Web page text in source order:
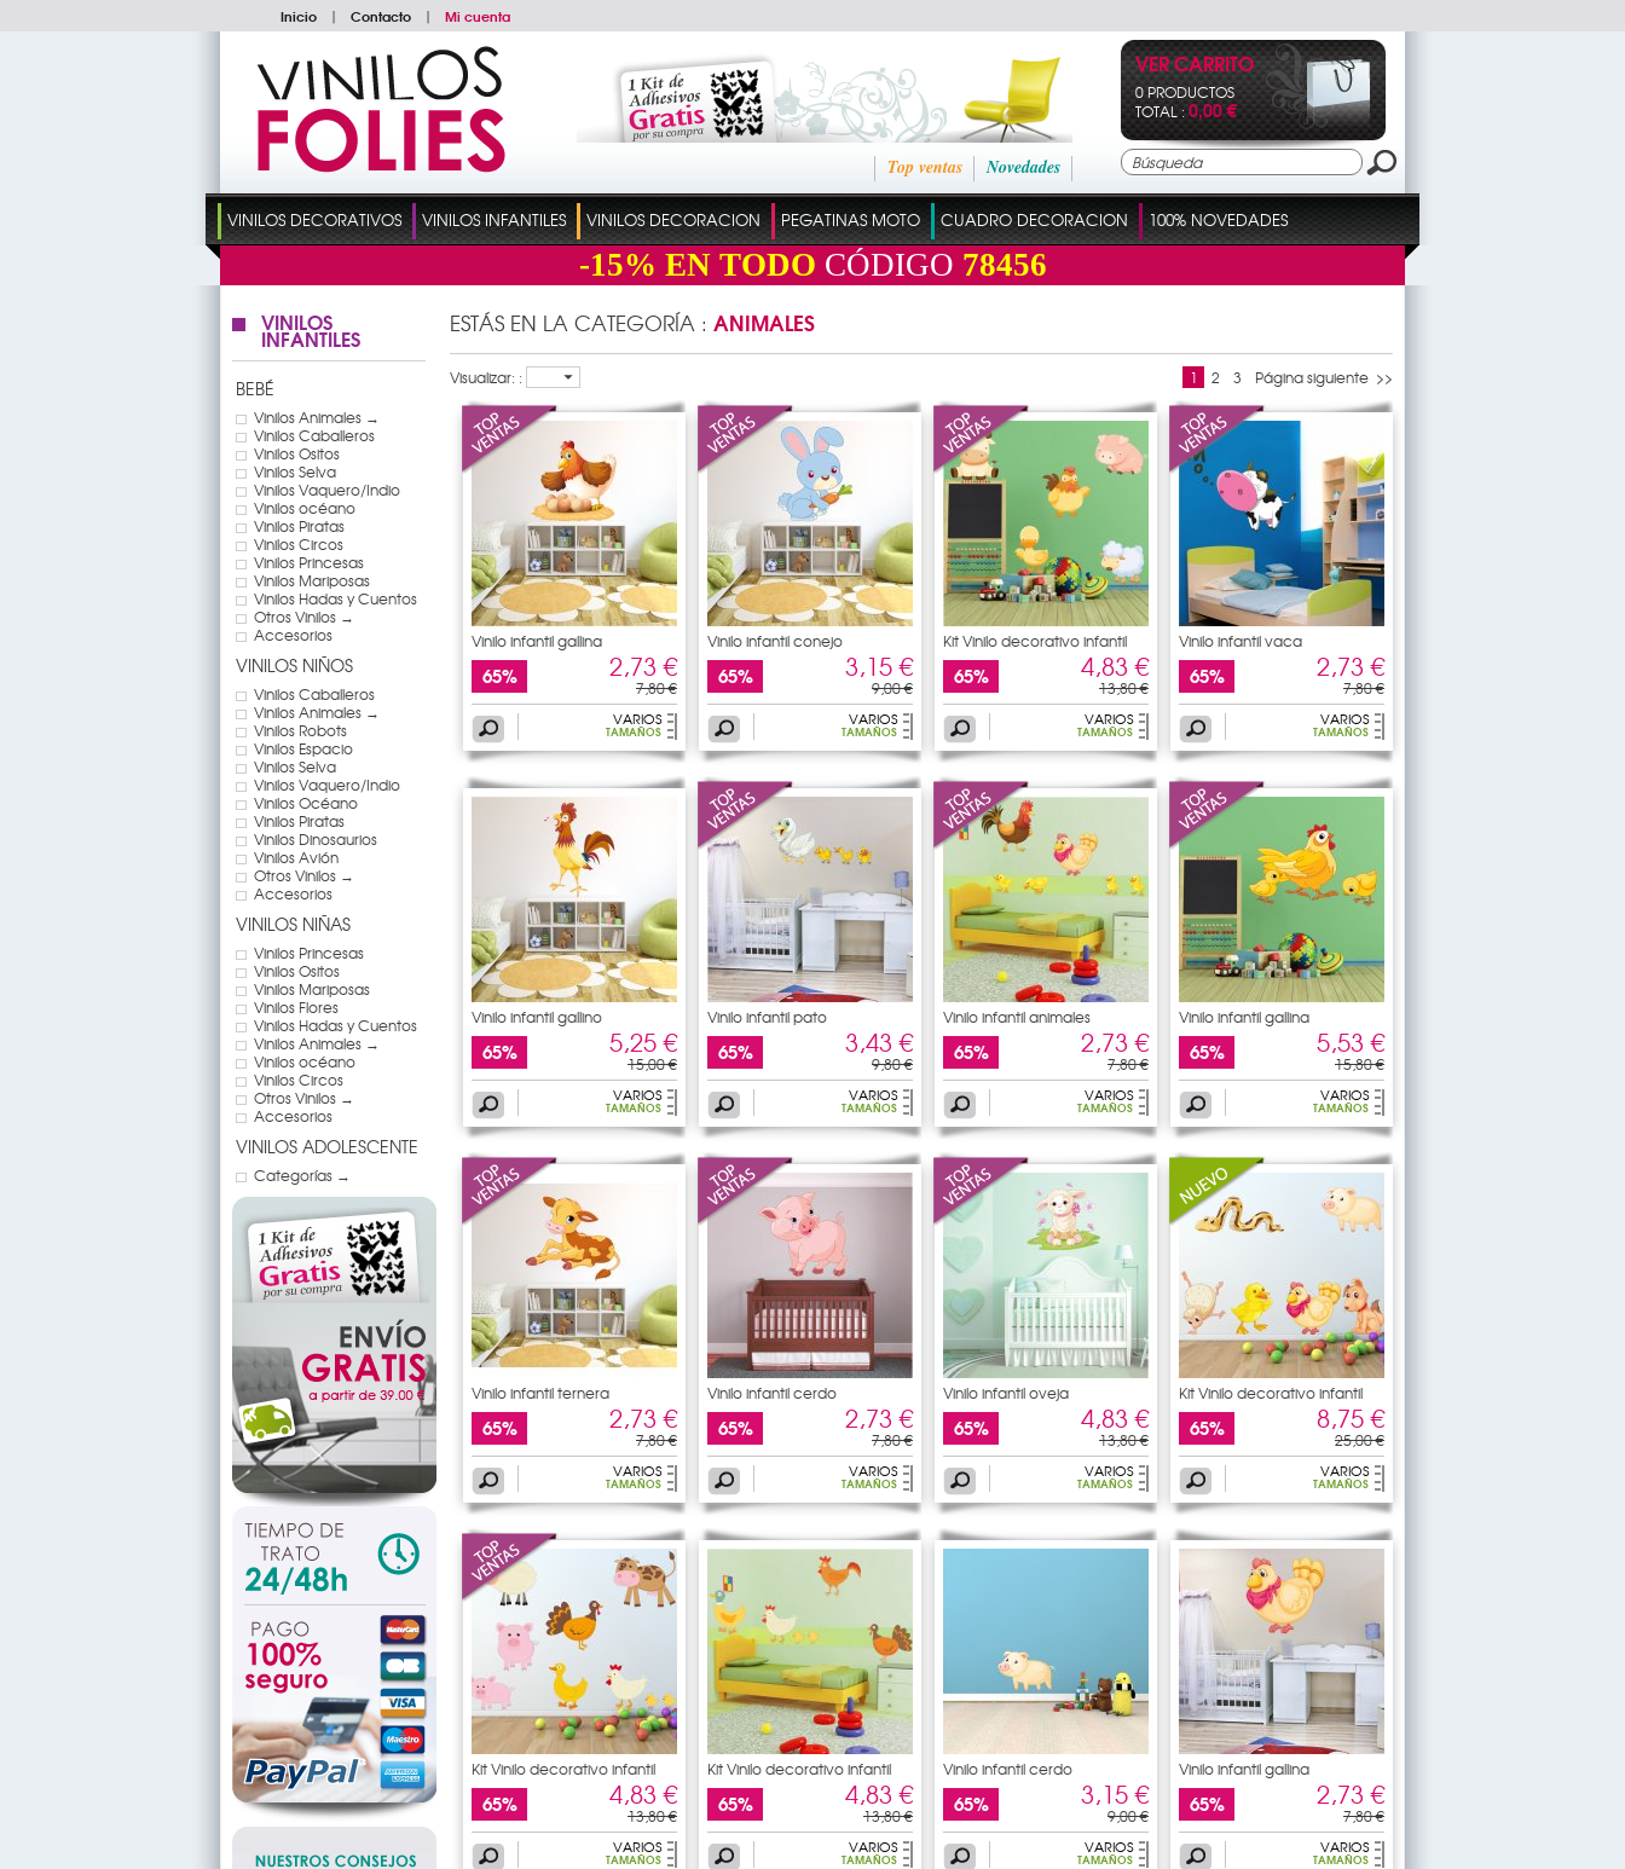
Inicio | Contacto | Mi cuenta
Novedades
Top ventas
VER CARRITO
0 PRODUCTOS
TOTAL :0,00 €
VINILOS DECORATIVOS VINILOS INFANTILES VINILOS DECORACION PEGATINAS MOTO CUADRO DECORACION 100% NOVEDADES
-15% EN TODO CÓDIGO 78456
VINILOS
INFANTILES
BEBÉ
Vinilos Animales →
Vinilos Caballeros
Vinilos Ositos
Vinilos Selva
Vinilos Vaquero/Indio
Vinilos océano
Vinilos Piratas
Vinilos Circos
Vinilos Princesas
Vinilos Mariposas
Vinilos Hadas y Cuentos
Otros Vinilos →
Accesorios
VINILOS NIÑOS
Vinilos Caballeros
Vinilos Animales →
Vinilos Robots
Vinilos Espacio
Vinilos Selva
Vinilos Vaquero/Indio
Vinilos Océano
Vinilos Piratas
Vinilos Dinosaurios
Vinilos Avión
Otros Vinilos →
Accesorios
VINILOS NIÑAS
Vinilos Princesas
Vinilos Ositos
Vinilos Mariposas
Vinilos Flores
Vinilos Hadas y Cuentos
Vinilos Animales →
Vinilos océano
Vinilos Circos
Otros Vinilos →
Accesorios
VINILOS ADOLESCENTE
Categorías →
ESTÁS EN LA CATEGORÍA : ANIMALES
Visualizar: : 1 2 3 Página siguiente >>
Vinilo infantil gallina
65% 2,73 €
7,80 €
VARIOS
TAMAÑOS
Vinilo infantil conejo
65% 3,15 €
9,00 €
VARIOS
TAMAÑOS
Kit Vinilo decorativo infantil
65% 4,83 €
13,80 €
VARIOS
TAMAÑOS
Vinilo infantil vaca
65% 2,73 €
7,80 €
VARIOS
TAMAÑOS
Vinilo infantil gallino
65% 5,25 €
15,00 €
VARIOS
TAMAÑOS
Vinilo infantil pato
65% 3,43 €
9,80 €
VARIOS
TAMAÑOS
Vinilo infantil animales
65% 2,73 €
7,80 €
VARIOS
TAMAÑOS
Vinilo infantil gallina
65% 5,53 €
15,80 €
VARIOS
TAMAÑOS
Vinilo infantil ternera
65% 2,73 €
7,80 €
VARIOS
TAMAÑOS
Vinilo infantil cerdo
65% 2,73 €
7,80 €
VARIOS
TAMAÑOS
Vinilo infantil oveja
65% 4,83 €
13,80 €
VARIOS
TAMAÑOS
Kit Vinilo decorativo infantil
65% 8,75 €
25,00 €
VARIOS
TAMAÑOS
Kit Vinilo decorativo infantil
65% 4,83 €
13,80 €
VARIOS
TAMAÑOS
Kit Vinilo decorativo infantil
65% 4,83 €
13,80 €
VARIOS
TAMAÑOS
Vinilo infantil cerdo
65% 3,15 €
9,00 €
VARIOS
TAMAÑOS
Vinilo infantil gallina
65% 2,73 €
7,80 €
VARIOS
TAMAÑOS